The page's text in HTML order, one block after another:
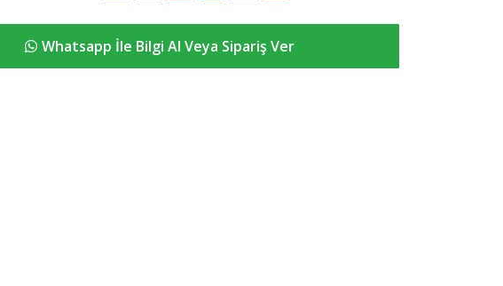
Whatsapp İle Bilgi Al Veya Sipariş Ver